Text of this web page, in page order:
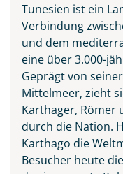
Tunesien ist ein
Verbindung
und dem
eine über 3.000-
Geprägt von
Mittelmeer, zieht
Karthager, Römer
durch die Nation.
Karthago die
Besucher heute